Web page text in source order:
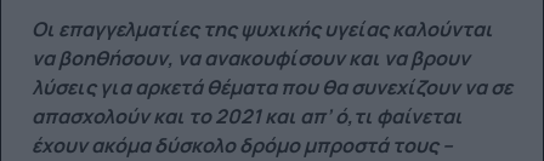
Οι επαγγελματίες της ψυχικής υγείας καλούνται
να βοηθήσουν, να ανακουφίσουν και να βρουν
λύσεις για αρκετά θέματα που θα συνεχίζουν να σε
απασχολούν και το 2021 και απ’ ό,τι φαίνεται
έχουν ακόμα δύσκολο δρόμο μπροστά τους –